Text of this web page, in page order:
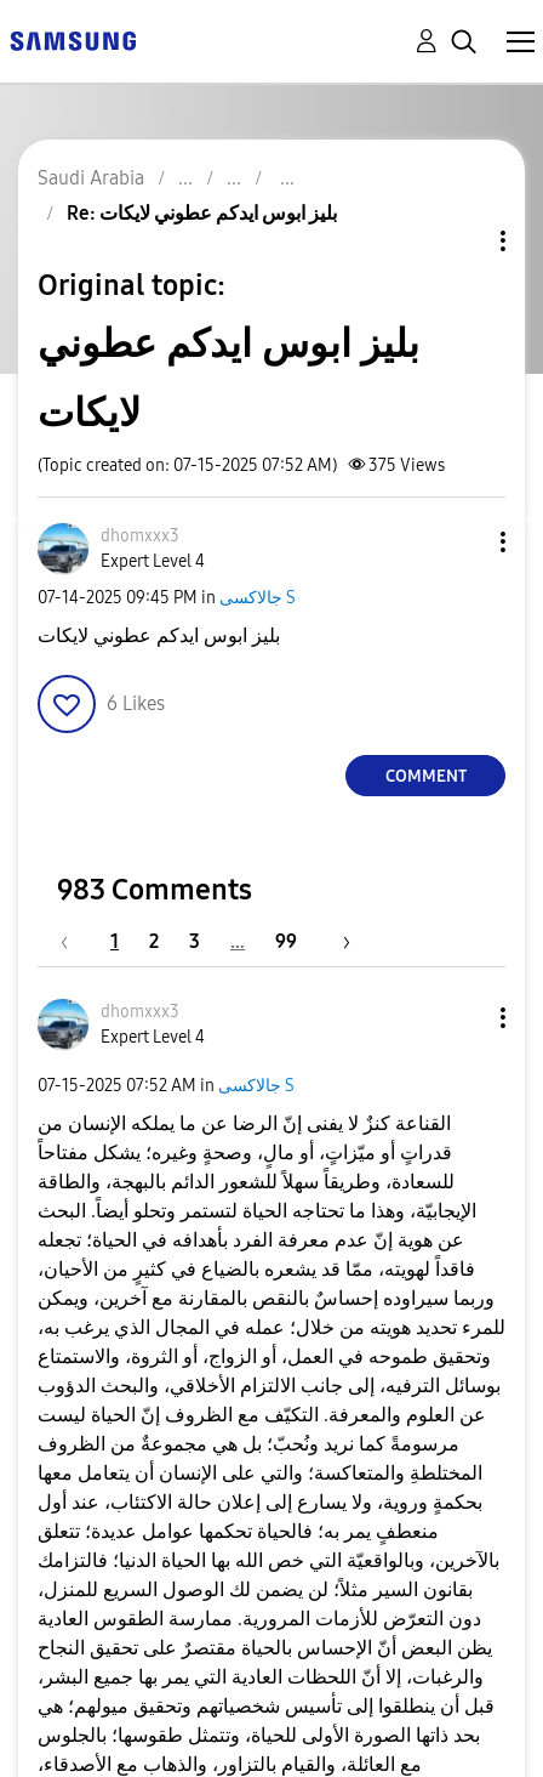
Saudi Arabia
Re: بليز ابوس ايدكم عطوني لايكات
Original topic:
بليز ابوس ايدكم عطوني
لايكات
(Topic created on: 07-15-2025 07:52 AM) 375 Views
dhomxxx3
Expert Level 4
‎07-14-2025 09:45 PM in جالاكسى S
6 Likes
COMMENT
983 Comments
1 2 3 … 99
dhomxxx3
Expert Level 4
‎07-15-2025 07:52 AM in جالاكسى S
القناعة كنزٌ لا يفنى إنّ الرضا عن ما يملكه الإنسان من
قدراتٍ أو ميّزاتٍ، أو مالٍ، وصحةٍ وغيره؛ يشكل مفتاحاً
للسعادة، وطريقاً سهلاً للشعور الدائم بالبهجة، والطاقة
الإيجابيّة، وهذا ما تحتاجه الحياة لتستمر وتحلو أيضاً. البحث
عن هوية إنّ عدم معرفة الفرد بأهدافه في الحياة؛ تجعله
فاقداً لهويته، ممّا قد يشعره بالضياع في كثيرٍ من الأحيان،
وربما سيراوده إحساسٌ بالنقص بالمقارنة مع آخرين، ويمكن
للمرء تحديد هويته من خلال؛ عمله في المجال الذي يرغب به،
وتحقيق طموحه في العمل، أو الزواج، أو الثروة، والاستمتاع
بوسائل الترفيه، إلى جانب الالتزام الأخلاقي، والبحث الدؤوب
عن العلوم والمعرفة. التكيّف مع الظروف إنّ الحياة ليست
مرسومةً كما نريد ونُحبّ؛ بل هي مجموعةٌ من الظروف
المختلطةِ والمتعاكسة؛ والتي على الإنسان أن يتعامل معها
بحكمةٍ وروية، ولا يسارع إلى إعلان حالة الاكتئاب، عند أول
منعطفٍ يمر به؛ فالحياة تحكمها عوامل عديدة؛ تتعلق
بالآخرين، وبالواقعيّة التي خص الله بها الحياة الدنيا؛ فالتزامك
بقانون السير مثلاً؛ لن يضمن لك الوصول السريع للمنزل،
دون التعرّض للأزمات المرورية. ممارسة الطقوس العادية
يظن البعض أنّ الإحساس بالحياة مقتصرٌ على تحقيق النجاح
والرغبات، إلا أنّ اللحظات العادية التي يمر بها جميع البشر،
قبل أن ينطلقوا إلى تأسيس شخصياتهم وتحقيق ميولهم؛ هي
بحد ذاتها الصورة الأولى للحياة، وتتمثل طقوسها؛ بالجلوس
مع العائلة، والقيام بالتزاور، والذهاب مع الأصدقاء،